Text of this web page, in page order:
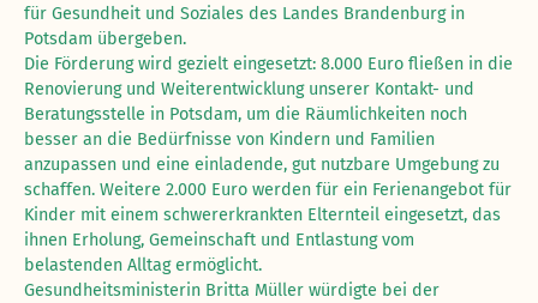
für Gesundheit und Soziales des Landes Brandenburg in
Potsdam übergeben.
Die Förderung wird gezielt eingesetzt: 8.000 Euro fließen in die
Renovierung und Weiterentwicklung unserer Kontakt- und
Beratungsstelle in Potsdam, um die Räumlichkeiten noch
besser an die Bedürfnisse von Kindern und Familien
anzupassen und eine einladende, gut nutzbare Umgebung zu
schaffen. Weitere 2.000 Euro werden für ein Ferienangebot für
Kinder mit einem schwererkrankten Elternteil eingesetzt, das
ihnen Erholung, Gemeinschaft und Entlastung vom
belastenden Alltag ermöglicht.
Gesundheitsministerin Britta Müller würdigte bei der